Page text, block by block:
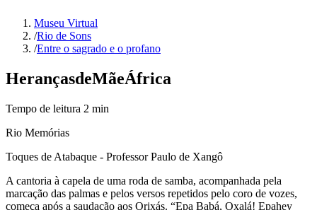
Museu Virtual
/Rio de Sons
/Entre o sagrado e o profano
HerançasdeMãeÁfrica
Tempo de leitura 2 min
Rio Memórias
Toques de Atabaque - Professor Paulo de Xangô
A cantoria à capela de uma roda de samba, acompanhada pela
marcação das palmas e pelos versos repetidos pelo coro de vozes,
começa após a saudação aos Orixás. “Epa Babá, Oxalá! Epahey